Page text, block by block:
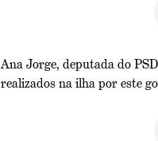
Ana Jorge, deputada do
realizados na ilha por este